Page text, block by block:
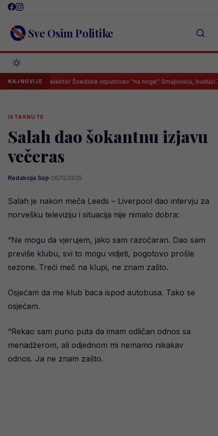
Skip
content Sve Osim Politike
NAJNOVIJESelektor Švedske otputovao “na noge” Smajloviću, budući Zmaj
ISTAKNUTE
Salah dao šokantnu izjavu
večeras
Redakcija Sop·06/12/2025
Salah je nakon meča Leeds – Liverpool dao intervju za
norvešku televiziju i situacija nije nimalo dobra:
“Ne mogu da vjerujem, jako sam razočaran. Dao sam
previše klubu, svi to mogu vidjeti, pogotovo prošle
sezone. Treći meč na klupi, ne znam zašto.
Osjećam da me klub baca ispod autobusa. Tako se
osjećam.
“Rekao sam puno puta da imam odličan odnos sa
menadžerom, ali odjednom mi nemamo nikakav
odnos. Ja ne znam zašto.